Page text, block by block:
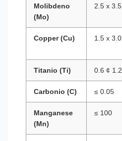
Molibdeno
(Mo)
2.5 x 3.5
Copper (Cu) 1.5 x 3.0
Titanio (Ti) 0.6 ¢ 1.2
Carbonio (C) ≤ 0.05
Manganese
(Mn)
≤ 100